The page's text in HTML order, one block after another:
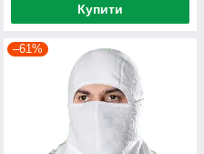
Купити
–61%